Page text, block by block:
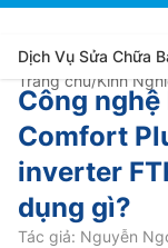
Dịch Vụ Sửa Chữa
Trang chủ/Kinh
Công
Comfort
inverter
dụng gì?
Tác giả: Nguyễn